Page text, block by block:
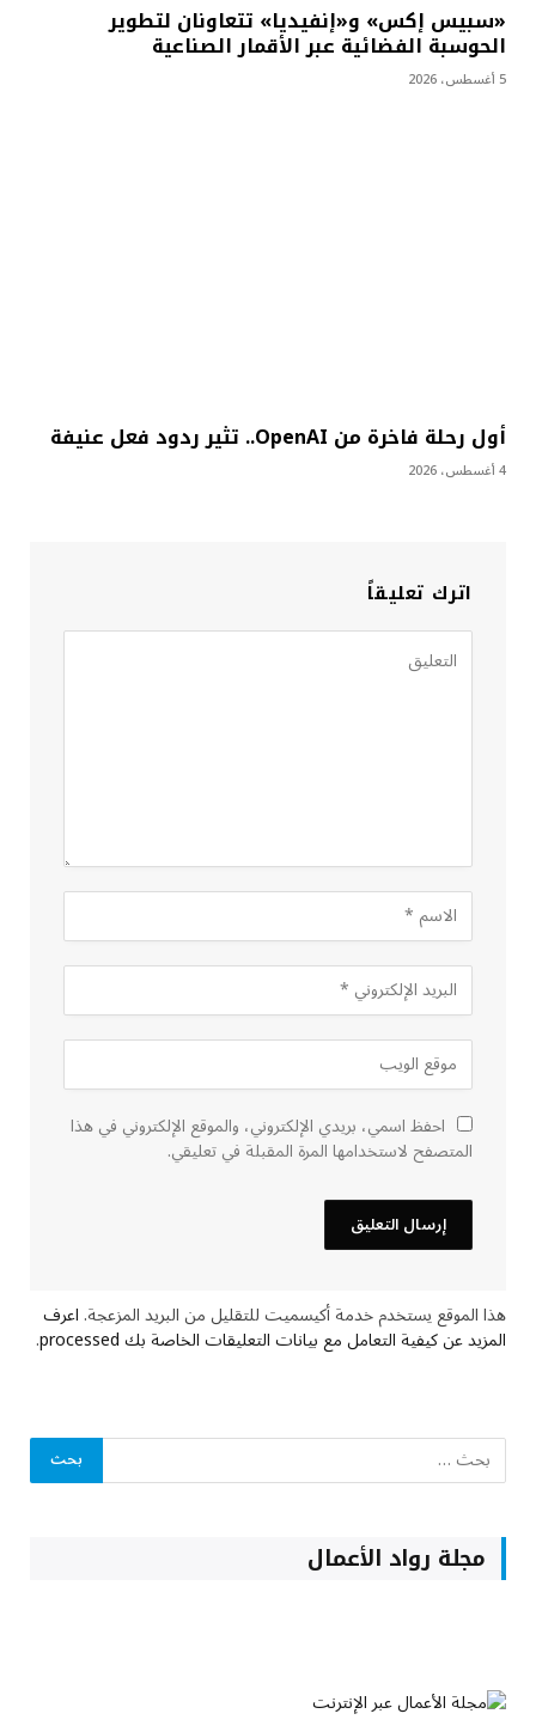
«سبيس إكس» و«إنفيديا» تتعاونان لتطوير
الحوسبة الفضائية عبر الأقمار الصناعية
5 أغسطس، 2026
أول رحلة فاخرة من OpenAI.. تثير ردود فعل عنيفة
4 أغسطس، 2026
اترك تعليقاً
احفظ اسمي، بريدي الإلكتروني، والموقع الإلكتروني في هذا
المتصفح لاستخدامها المرة المقبلة في تعليقي.
هذا الموقع يستخدم خدمة أكيسميت للتقليل من البريد المزعجة.اعرف
المزيد عن كيفية التعامل مع بيانات التعليقات الخاصة بك processed .
مجلة رواد الأعمال